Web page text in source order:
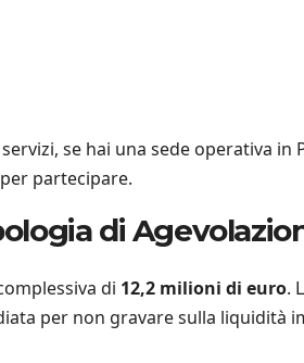
se hai una sede operativa in
partecipare.
di
di 12,2 milioni di euro.
per non gravare sulla liquidità